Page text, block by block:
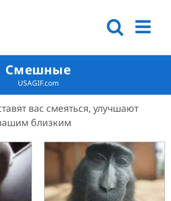
Смешные
USAGIF.com
вас смеяться, улучшают
близким